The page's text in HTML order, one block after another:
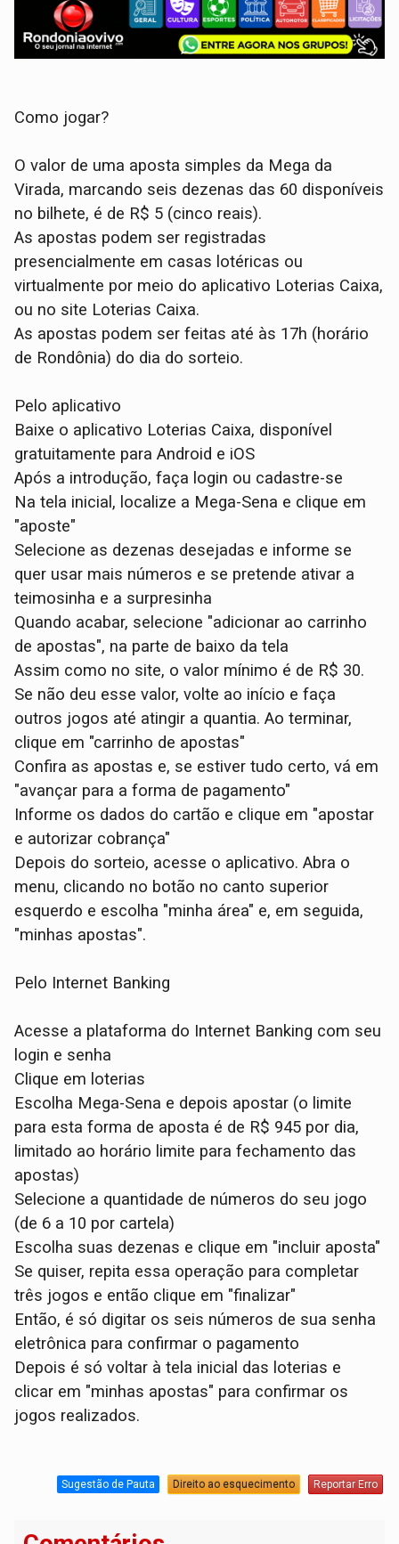
Como jogar?
O valor de uma aposta simples da Mega da
Virada, marcando seis dezenas das 60 disponíveis
no bilhete, é de R$ 5 (cinco reais).
As apostas podem ser registradas
presencialmente em casas lotéricas ou
virtualmente por meio do aplicativo Loterias Caixa,
ou no site Loterias Caixa.
As apostas podem ser feitas até às 17h (horário
de Rondônia) do dia do sorteio.
Pelo aplicativo
Baixe o aplicativo Loterias Caixa, disponível
gratuitamente para Android e iOS
Após a introdução, faça login ou cadastre-se
Na tela inicial, localize a Mega-Sena e clique em
"aposte"
Selecione as dezenas desejadas e informe se
quer usar mais números e se pretende ativar a
teimosinha e a surpresinha
Quando acabar, selecione "adicionar ao carrinho
de apostas", na parte de baixo da tela
Assim como no site, o valor mínimo é de R$ 30.
Se não deu esse valor, volte ao início e faça
outros jogos até atingir a quantia. Ao terminar,
clique em "carrinho de apostas"
Confira as apostas e, se estiver tudo certo, vá em
"avançar para a forma de pagamento"
Informe os dados do cartão e clique em "apostar
e autorizar cobrança"
Depois do sorteio, acesse o aplicativo. Abra o
menu, clicando no botão no canto superior
esquerdo e escolha "minha área" e, em seguida,
"minhas apostas".
Pelo Internet Banking
Acesse a plataforma do Internet Banking com seu
login e senha
Clique em loterias
Escolha Mega-Sena e depois apostar (o limite
para esta forma de aposta é de R$ 945 por dia,
limitado ao horário limite para fechamento das
apostas)
Selecione a quantidade de números do seu jogo
(de 6 a 10 por cartela)
Escolha suas dezenas e clique em "incluir aposta"
Se quiser, repita essa operação para completar
três jogos e então clique em "finalizar"
Então, é só digitar os seis números de sua senha
eletrônica para confirmar o pagamento
Depois é só voltar à tela inicial das loterias e
clicar em "minhas apostas" para confirmar os
jogos realizados.
Sugestão de Pauta Direito ao esquecimento Reportar Erro